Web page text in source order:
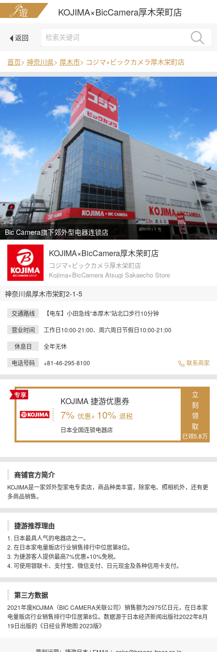
KOJIMA×BicCamera厚木荣町店
返回
首页> 神奈川県> 厚木市> コジマ×ビックカメラ厚木栄町店
Bic Camera旗下郊外型电器连锁店
KOJIMA×BicCamera厚木荣町店
コジマ×ビックカメラ厚木栄町店
Kojima×BicCamera Atsugi Sakaecho Store
神奈川県厚木市栄町2-1-5
交通路线
【电车】小田急线“本厚木”站北口步行10分钟
营业时间
工作日10:00-21:00、周六周日节假日10:00-21:00
休息日
全年无休
电话号码
+81-46-295-8100 联系商家
KOJIMA 捷游优惠券
7% 优惠+ 10% 退税
日本全国连锁电器店
立
刻
领
取
已领5.8万
商铺官方简介
KOJIMA是一家郊外型家电专卖店，商品种类丰富，除家电、照相机外，还有更
多商品销售。
捷游推荐理由
1. 日本最具人气的电器店之一。
2. 在日本家电量贩店行业销售排行中位居第8位。
3. 为捷游客人提供最高7%优惠+10%免税。
4. 可使用银联卡、支付宝、微信支付、日元现金及各种信用卡支付。
第三方数据
2021年度KOJIMA（BIC CAMERA关联公司）销售额为2975亿日元，在日本家
电量贩店行业销售排行中位居第8位。数据源于日本经济新闻出版社2022年8月
19日出版的《日经业界地图 2023版》